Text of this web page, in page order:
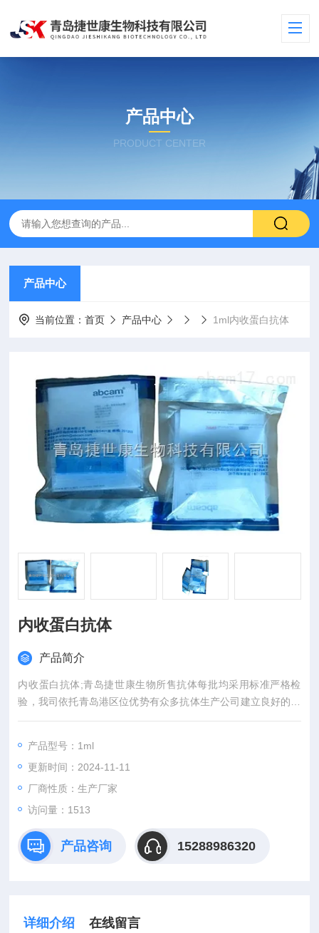
产品中心
PRODUCT CENTER
产品中心
当前位置：首页 产品中心 1ml内收蛋白抗体
内收蛋白抗体
产品简介
内收蛋白抗体;青岛捷世康生物所售抗体每批均采用标准严格检
验，我司依托青岛港区位优势有众多抗体生产公司建立良好的合
作关系，产品质量放心可靠。为解除老师报账上的困扰，科研院
产品型号：1ml
更新时间：2024-11-11
厂商性质：生产厂家
访问量：1513
产品咨询 15288986320
详细介绍 在线留言